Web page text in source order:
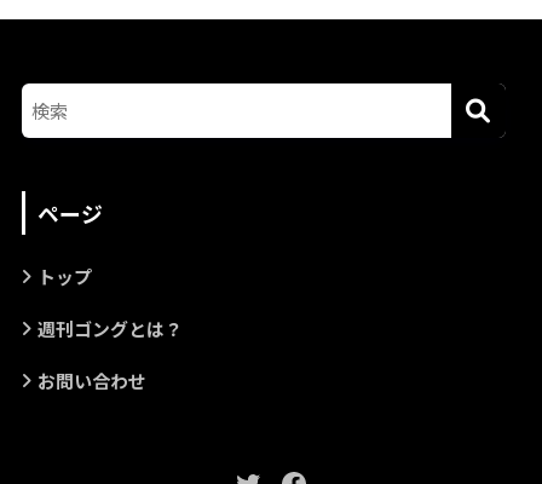
ページ
トップ
週刊ゴングとは？
お問い合わせ